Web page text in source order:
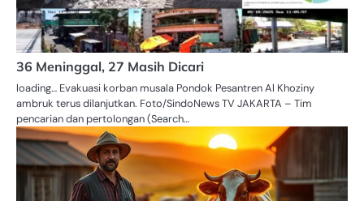
36 Meninggal, 27 Masih Dicari
loading… Evakuasi korban musala Pondok Pesantren Al Khoziny
ambruk terus dilanjutkan. Foto/SindoNews TV JAKARTA – Tim
pencarian dan pertolongan (Search…